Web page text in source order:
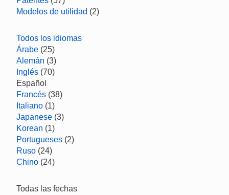
Modelos de utilidad (2)
Todos los idiomas
Árabe (25)
Alemán (3)
Inglés (70)
Español
Francés (38)
Italiano (1)
Japanese (3)
Korean (1)
Portugueses (2)
Ruso (24)
Chino (24)
Todas las fechas